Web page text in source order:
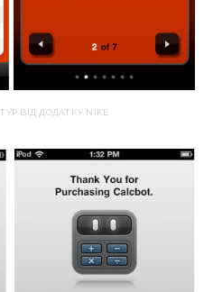
ВІД ДОДАТКУ NIKE